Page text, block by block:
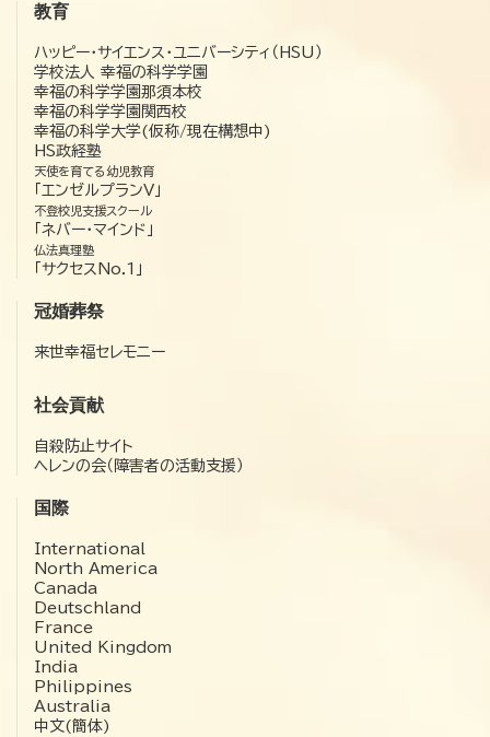
教育
ハッピー・サイエンス・ユニバーシティ（HSU）
学校法人 幸福の科学学園
幸福の科学学園那須本校
幸福の科学学園関西校
幸福の科学大学(仮称/現在構想中)
HS政経塾
天使を育てる幼児教育
「エンゼルプランV」
不登校児支援スクール
「ネバー・マインド」
仏法真理塾
「サクセスNo.1」
冠婚葬祭
来世幸福セレモニー
社会貢献
自殺防止サイト
ヘレンの会（障害者の活動支援）
国際
International
North America
Canada
Deutschland
France
United Kingdom
India
Philippines
Australia
中文(簡体)